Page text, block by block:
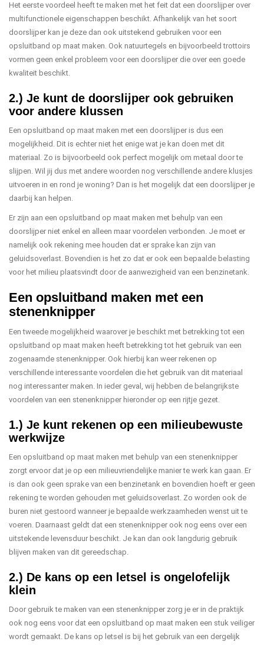
Het eerste voordeel heeft te maken met het feit dat een doorslijper over
multifunctionele eigenschappen beschikt. Afhankelijk van het soort
doorslijper kan je deze dan ook uitstekend gebruiken voor een
opsluitband op maat maken. Ook natuurtegels en bijvoorbeeld trottoirs
vormen geen enkel probleem voor een doorslijper die over een goede
kwaliteit beschikt.
2.) Je kunt de doorslijper ook gebruiken
voor andere klussen
Een opsluitband op maat maken met een doorslijper is dus een
mogelijkheid. Dit is echter niet het enige wat je kan doen met dit
materiaal. Zo is bijvoorbeeld ook perfect mogelijk om metaal door te
slijpen. Wil jij dus met andere woorden nog verschillende andere klusjes
uitvoeren in en rond je woning? Dan is het mogelijk dat een doorslijper je
daarbij kan helpen.
Er zijn aan een opsluitband op maat maken met behulp van een
doorslijper niet enkel en alleen maar voordelen verbonden. Je moet er
namelijk ook rekening mee houden dat er sprake kan zijn van
geluidsoverlast. Bovendien is het zo dat er ook een bepaalde belasting
voor het milieu plaatsvindt door de aanwezigheid van een benzinetank.
Een opsluitband maken met een
stenenknipper
Een tweede mogelijkheid waarover je beschikt met betrekking tot een
opsluitband op maat maken heeft betrekking tot het gebruik van een
zogenaamde stenenknipper. Ook hierbij kan weer rekenen op
verschillende interessante voordelen die het gebruik van dit materiaal
nog interessanter maken. In ieder geval, wij hebben de belangrijkste
voordelen van een stenenknipper hieronder op een rijtje gezet.
1.) Je kunt rekenen op een milieubewuste
werkwijze
Een opsluitband op maat maken met behulp van een stenenknipper
zorgt ervoor dat je op een milieuvriendelijke manier te werk kan gaan. Er
is dan ook geen sprake van een benzinetank en bovendien hoeft er geen
rekening te worden gehouden met geluidsoverlast. Zo worden ook de
buren niet gestoord wanneer je bepaalde werkzaamheden wenst uit te
voeren. Daarnaast geldt dat een stenenknipper ook nog eens over een
uitstekende levensduur beschikt. Je kan dan ook langdurig gebruik
blijven maken van dit gereedschap.
2.) De kans op een letsel is ongelofelijk
klein
Door gebruik te maken van een stenenknipper zorg je er in de praktijk
ook nog eens voor dat een opsluitband op maat maken een stuk veiliger
wordt gemaakt. De kans op letsel is bij het gebruik van een dergelijk